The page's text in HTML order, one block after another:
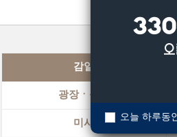
감일
광장ㆍ구의
미사 오늘 하루동